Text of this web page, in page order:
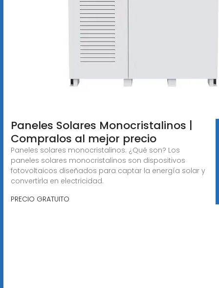
Paneles Solares Monocristalinos |
Compralos al mejor precio
Paneles solares monocristalinos: ¿Qué son? Los
paneles solares monocristalinos son dispositivos
fotovoltaicos diseñados para captar la energía solar y
convertirla en electricidad.
PRECIO GRATUITO